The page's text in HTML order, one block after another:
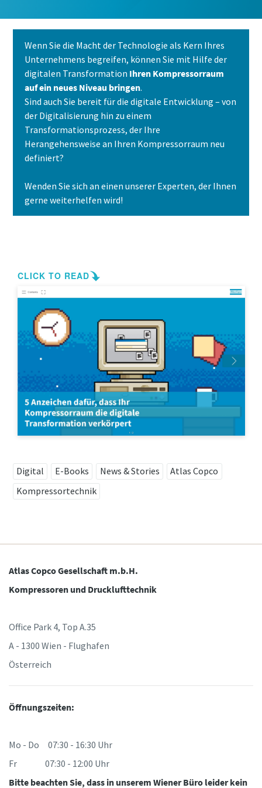
und effizienteren Produktion
CO2-Reduzierung für eine umweltfreundliche Produktion
Erfahren Sie mehr
Wenn Sie die Macht der Technologie als Kern Ihres
Unternehmens begreifen, können Sie mit Hilfe der
digitalen Transformation Ihren Kompressorraum
auf ein neues Niveau bringen.
Sind auch Sie bereit für die digitale Entwicklung – von
der Digitalisierung hin zu einem
Transformationsprozess, der Ihre
Herangehensweise an Ihren Kompressorraum neu
definiert?
Wenden Sie sich an einen unserer Experten, der Ihnen
gerne weiterhelfen wird!
Digital E-Books News & Stories
Atlas Copco
Kompressortechnik
Atlas Copco Gesellschaft m.b.H.
Kompressoren und Drucklufttechnik
Office Park 4, Top A.35
A - 1300 Wien - Flughafen
Österreich
Öffnungszeiten:
Mo - Do 07:30 - 16:30 Uhr
Fr 07:30 - 12:00 Uhr
Bitte beachten Sie, dass in unserem Wiener Büro leider kein
Alle mit (*) gekennzeichnete Felder sind
Pflichtfelder.
Persönliche Angaben
Vorname
Nachname
E-Mail
Firma
Land
Straße
Stadt
Postleitzahl
Anfordern
kontaktieren. Weitere
Informationen finden Sie in